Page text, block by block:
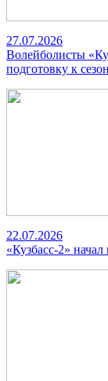
27.07.2026
Волейболисты
подготовку к
22.07.2026
«Кузбасс-2»